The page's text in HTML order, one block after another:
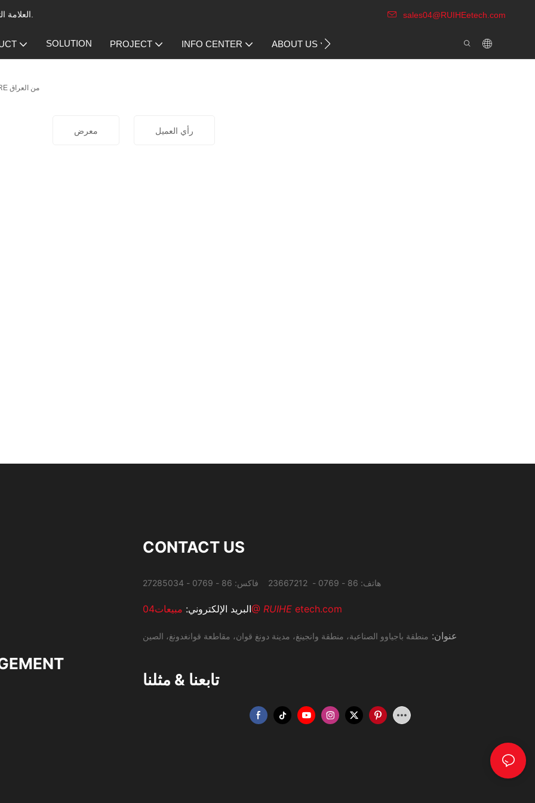
sales04@RUIHEetech.com
SOLUTION PROJECT INFO CENTER ABOUT US
مراجعات المرسب الكهروستاتيكي DR AIRE من العراق
معرض رأي العميل
CONTACT US
هاتف: 86 - 0769 - 23667212 فاكس: 86 - 0769 - 27285034
البريد الإلكتروني:مبيعات04@ RUIHE etech.com
عنوان: منطقة باجياوو الصناعية، منطقة وانجينغ، مدينة دونغ قوان، مقاطعة قوانغدونغ، الصين
تابعنا & مثلنا